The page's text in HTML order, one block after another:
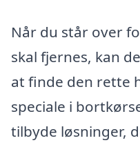
Når du står over
skal fjernes, kan
at finde den rette
speciale i
tilbyde løsninger,